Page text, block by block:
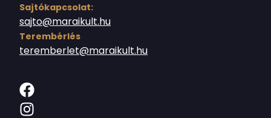
Sajtókapcsolat:
sajto@maraikult.hu
Terembérlés
teremberlet@maraikult.hu